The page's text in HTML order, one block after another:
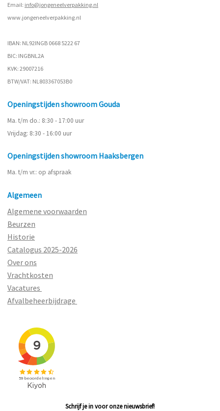
Email: info@jongeneelverpakking.nl
www.jongeneelverpakking.nl
IBAN: NL92INGB 0668 5222 67
BIC: INGBNL2A
KVK: 29007216
BTW/VAT: NL803367053B0
Openingstijden showroom Gouda
Ma. t/m do.: 8:30 - 17:00 uur
Vrijdag: 8:30 - 16:00 uur
Openingstijden showroom Haaksbergen
Ma. t/m vr.: op afspraak
Algemeen
Algemene voorwaarden
Beurzen
Historie
Catalogus 2025-2026
Over ons
Vrachtkosten
Vacatures
Afvalbeheerbijdrage
Schrijf je in voor onze nieuwsbrief!